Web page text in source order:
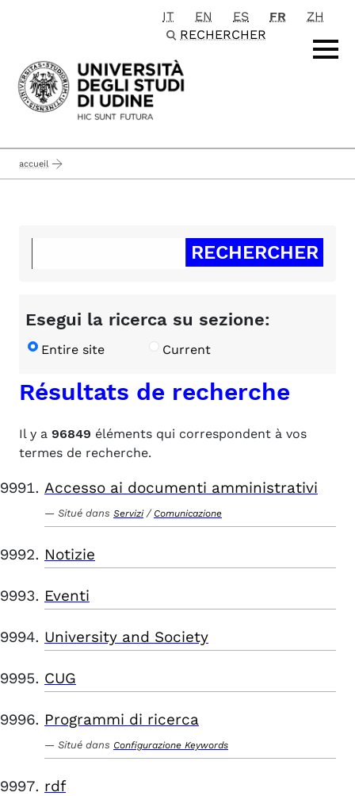
Passa al contenuto principale
IT EN ES FR
ZH
RECHERCHER
accueil
Esegui la ricerca su sezione:
Entire site Current
Résultats de recherche
Il y a 96849 éléments qui correspondent à vos
termes de recherche.
Accesso ai documenti amministrativi
Situé dans Servizi / Comunicazione
Notizie
Eventi
University and Society
CUG
Programmi di ricerca
Situé dans Configurazione Keywords
rdf